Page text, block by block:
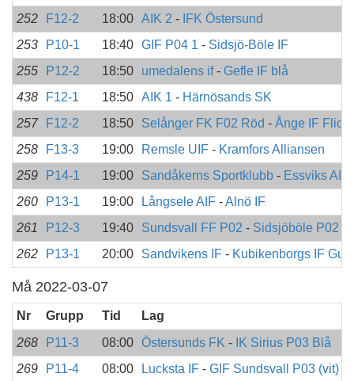
252
F12-2 18:00 AIK 2 - IFK Östersund
253
P10-1 18:40 GIF P04 1 - Sidsjö-Böle IF
255
P12-2 18:50 umedalens if- Gefle IF blå
438
F12-1 18:50 AIK 1 - Härnösands SK
257
F12-2 18:50 Selånger FK F02 Röd - Ånge IF
258
F13-3 19:00 Remsle UIF - Kramfors Alliansen
259
P14-1 19:00 Sandåkerns Sportklubb - Essviks AIF
260
P13-1 19:00 Långsele AIF -Alnö IF
261
P12-3 19:40 Sundsvall FF P02 - Sidsjöböle P02
262
P13-1 20:00 Sandvikens IF - Kubikenborgs IF Gul
Må 2022-03-07
Nr Grupp Tid
Lag
268
P11-3 08:00 Östersunds FK - IK Sirius P03 Blå
269
P11-4 08:00 Lucksta IF - GIF Sundsvall P03 (vit)